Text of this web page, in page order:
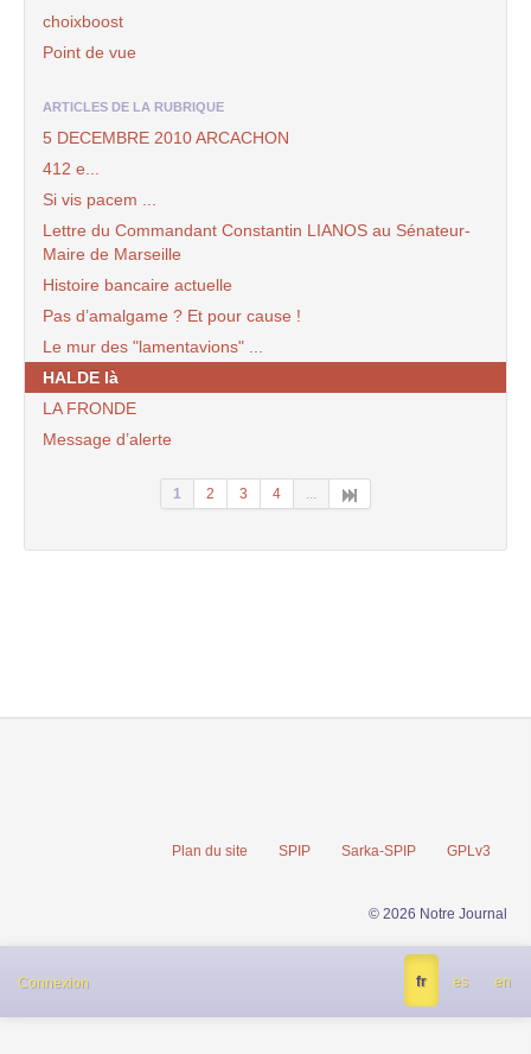
choixboost
Point de vue
ARTICLES DE LA RUBRIQUE
5 DECEMBRE 2010 ARCACHON
412 e...
Si vis pacem ...
Lettre du Commandant Constantin LIANOS au Sénateur-
Maire de Marseille
Histoire bancaire actuelle
Pas d’amalgame ? Et pour cause !
Le mur des "lamentavions" ...
HALDE là
LA FRONDE
Message d’alerte
1 2 3 4
Plan du site SPIP Sarka-SPIP GPLv3
© 2026 Notre Journal
Connexion fr es en